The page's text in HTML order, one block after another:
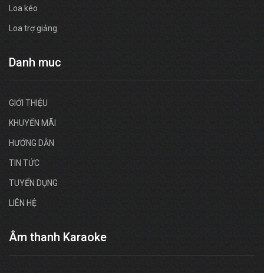
Loa kéo
Loa trợ giảng
Danh muc
GIỚI THIỆU
KHUYẾN MÃI
HƯỚNG DẪN
TIN TỨC
TUYỂN DỤNG
LIÊN HỆ
Âm thanh Karaoke